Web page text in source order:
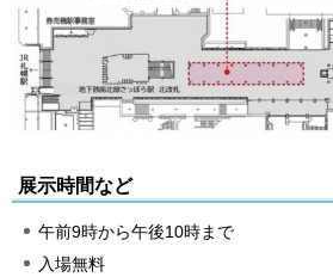
展示時間など
午前9時から午後10時まで
入場無料